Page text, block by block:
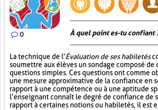
0 À quel point es-tu confiant
La technique de l’Évaluation de ses habiletés
soumettre aux élèves un sondage composé de
questions simples. Ces questions ont comme
une mesure approximative de la confiance en
rapport à une compétence ou à une aptitude
l’enseignant connaît le degré de confiance de
rapport à certaines notions ou habiletés, il est